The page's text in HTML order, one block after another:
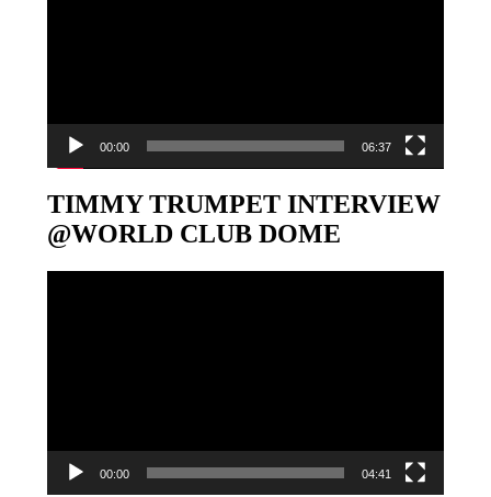
00:00 06:37
TIMMY TRUMPET INTERVIEW
@WORLD CLUB DOME
00:00 04:41